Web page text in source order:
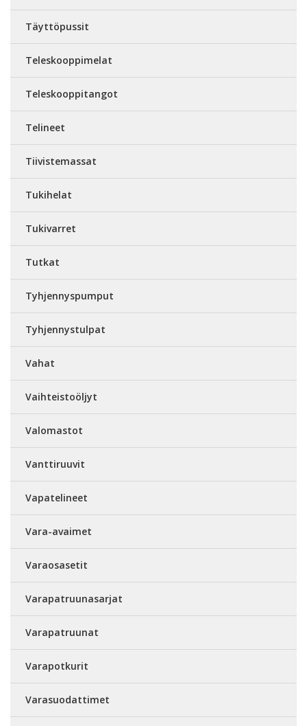
Täyttöpussit
Teleskooppimelat
Teleskooppitangot
Telineet
Tiivistemassat
Tukihelat
Tukivarret
Tutkat
Tyhjennyspumput
Tyhjennystulpat
Vahat
Vaihteistoöljyt
Valomastot
Vanttiruuvit
Vapatelineet
Vara-avaimet
Varaosasetit
Varapatruunasarjat
Varapatruunat
Varapotkurit
Varasuodattimet